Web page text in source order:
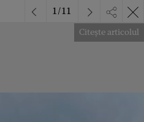
Citește articolul
1/11